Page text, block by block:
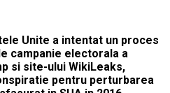
Unite a intentat un proces
campanie electorala a
si site-ului WikiLeaks,
pentru perturbarea